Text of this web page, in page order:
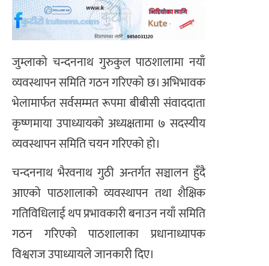
जुम्लाको चन्दननाथ गुरुकुल पाठशालामा नयाँ
व्यवस्थापन समिति गठन गरिएको छ। अभिभावक
भेलामार्फत सर्वसम्मत रूपमा बीबीसी संवाददाता
कृष्णमाया उपाध्यायको अध्यक्षतामा ७ सदस्यीय
व्यवस्थापन समिति चयन गरिएको हो।
चन्दननाथ भैरवनाथ गुठी अन्तर्गत सञ्चालन हुँदै
आएको पाठशालाको व्यवस्थापन तथा शैक्षिक
गतिविधिलाई थप प्रभावकारी बनाउन नयाँ समिति
गठन गरिएको पाठशालाका प्रधानाध्यापक
विश्वराज उपाध्यायले जानकारी दिए।